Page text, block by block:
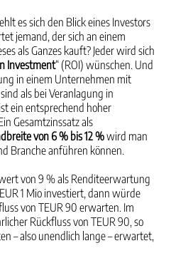
es sich den Blick eines Investors
jemand, der sich an einem
als Ganzes kauft? Jeder wird sich
Investment“ (ROI) wünschen. Und
in einem Unternehmen mit
als bei Veranlagung in
ein entsprechend hoher
Gesamt­zinssatz als
von 6 % bis 12 %wird man
Branche anführen können.
von 9 % als Renditeer­wartung
1 Mio investiert, dann würde
von TEUR 90 erwarten. Im
Rückfluss von TEUR 90, so
– also unendlich lange – erwartet,